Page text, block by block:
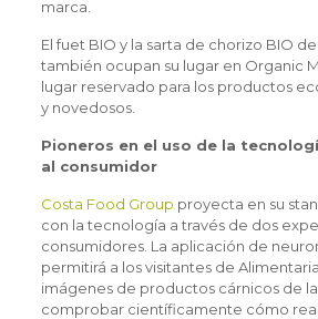
marca.
El fuet BIO y la sarta de chorizo BIO de
también ocupan su lugar en Organic
lugar reservado para los productos
y novedosos.
Pioneros en el uso de la
al consumidor
Costa Food Group proyecta en su
con la tecnología a través de dos
consumidores. La aplicación de
permitirá a los visitantes de
imágenes de productos cárnicos de
comprobar científicamente cómo